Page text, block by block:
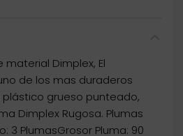
material Dimplex, El
de los mas duraderos
grueso punteado,
Dimplex Rugosa. Plumas
3 PlumasGrosor Pluma: 90